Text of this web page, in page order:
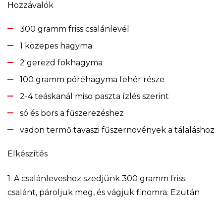
Hozzávalók
300 gramm friss csalánlevél
1 közepes hagyma
2 gerezd fokhagyma
100 gramm póréhagyma fehér része
2-4 teáskanál miso paszta ízlés szerint
só és bors a fűszerezéshez
vadon termő tavaszi fűszernövények a tálaláshoz
Elkészítés
1. A csalánleveshez szedjünk 300 gramm friss
csalánt, pároljuk meg, és vágjuk finomra. Ezután